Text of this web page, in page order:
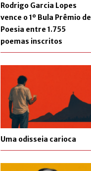
Rodrigo Garcia Lopes
vence o 1º Bula Prêmio de
Poesia entre 1.755
poemas inscritos
Uma odisseia carioca